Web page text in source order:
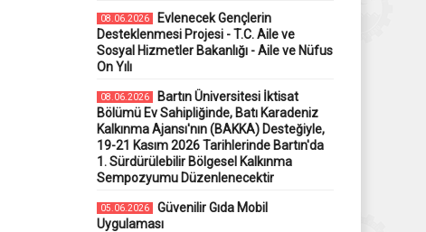
08.06.2026
Evlenecek Gençlerin
Desteklenmesi Projesi - T.C. Aile ve
Sosyal Hizmetler Bakanlığı - Aile ve Nüfus
On Yılı
08.06.2026
Bartın Üniversitesi İktisat
Bölümü Ev Sahipliğinde, Batı Karadeniz
Kalkınma Ajansı'nın (BAKKA) Desteğiyle,
19-21 Kasım 2026 Tarihlerinde Bartın'da
1. Sürdürülebilir Bölgesel Kalkınma
Sempozyumu Düzenlenecektir
05.06.2026
Güvenilir Gıda Mobil
Uygulaması